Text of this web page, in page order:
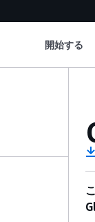
開始する